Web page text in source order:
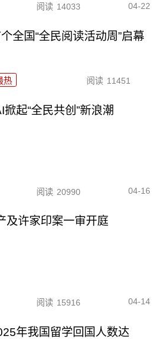
阅读 14033 04-22
全国“全民阅读活动周”启幕
热 阅读 11451
掀起“全民共创”新浪潮
阅读 20990 04-16
及许家印案一审开庭
阅读 15916 04-14
年我国留学回国人数达